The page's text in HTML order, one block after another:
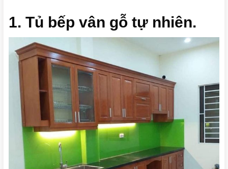
1. Tủ bếp vân gỗ tự nhiên.